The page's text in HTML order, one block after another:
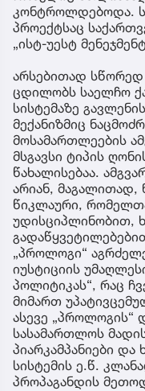
კონტროლდებოდა.
პროექტსაც
„ისტ-უესტ
არსებითად
ცდილობს საელჩო
სისტემაზე
მექანიზმიც
მოსამართლეების
მსგავსი ტიპის
წახალისებაა.
არიან, მაგალითად,
წიკლაური,
უდისციპლინობით,
„პროლოგი“
იუსტიციის
პოლიტიკას“, რაც
მიმართ
ასევე „პროლოგის“
სასამართლოს
პიარკამპანიები
სისტემის ე.წ.
პროპაგანდის